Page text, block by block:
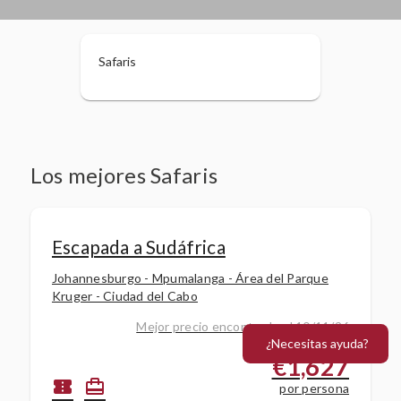
Safaris
Los mejores Safaris
Escapada a Sudáfrica
Johannesburgo - Mpumalanga - Área del Parque
Kruger - Ciudad del Cabo
confirmation_number card_travel
Mejor precio encontrado el 10/11/26
8 días / 7 noches
€1,627
por persona
¿Necesitas ayuda?